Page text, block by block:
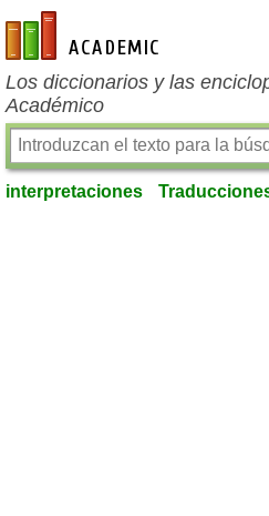
es-academic.com
Los diccionarios y las
Académico
interpretaciones